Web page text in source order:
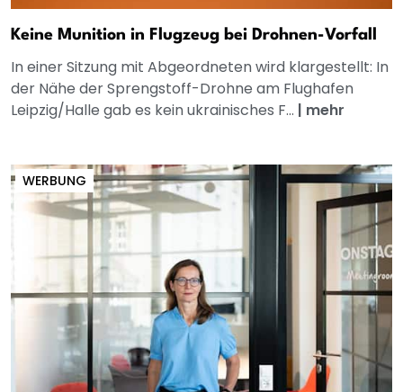
Keine Munition in Flugzeug bei Drohnen-Vorfall
In einer Sitzung mit Abgeordneten wird klargestellt: In
der Nähe der Sprengstoff-Drohne am Flughafen
Leipzig/Halle gab es kein ukrainisches F... | mehr
WERBUNG